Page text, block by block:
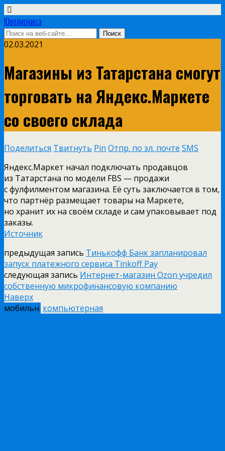
Ювелирница
02.03.2021
Магазины из Татарстана смогут
торговать на Яндекс.Маркете
со своего склада
Поделиться Твитнуть Pin Отпр. по эл. почте SMS
Яндекс.Маркет начал подключать продавцов
из Татарстана по модели FBS — продажи
с фулфилментом магазина. Её суть заключается в том,
что партнёр размещает товары на Маркете,
но хранит их на своём складе и сам упаковывает под
заказы.
Источник
предыдущая запись Тинькофф Банк запланировал
запуск платежного сервиса Tinkoff Pay
следующая запись Интернет-магазин Ozon учредил
собственную микрофинансовую компанию
Наверх
мобильн. компьютерная